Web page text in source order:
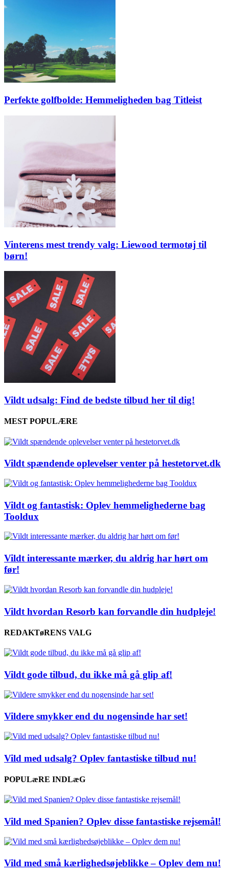
Perfekte golfbolde: Hemmeligheden bag Titleist
Vinterens mest trendy valg: Liewood termotøj til
børn!
Vildt udsalg: Find de bedste tilbud her til dig!
MEST POPULÆRE
Vildt spændende oplevelser venter på hestetorvet.dk
Vildt og fantastisk: Oplev hemmelighederne bag
Tooldux
Vildt interessante mærker, du aldrig har hørt om
før!
Vildt hvordan Resorb kan forvandle din hudpleje!
REDAKTøRENS VALG
Vildt gode tilbud, du ikke må gå glip af!
Vildere smykker end du nogensinde har set!
Vild med udsalg? Oplev fantastiske tilbud nu!
POPULæRE INDLæG
Vild med Spanien? Oplev disse fantastiske rejsemål!
Vild med små kærlighedsøjeblikke – Oplev dem nu!